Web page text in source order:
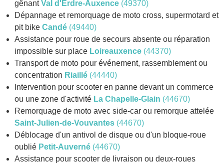
gênant Val d'Erdre-Auxence (49370)
Dépannage et remorquage de moto cross, supermotard et
pit bike Candé (49440)
Assistance pour roue de secours absente ou réparation
impossible sur place Loireauxence (44370)
Transport de moto pour événement, rassemblement ou
concentration Riaillé (44440)
Intervention pour scooter en panne devant un commerce
ou une zone d'activité La Chapelle-Glain (44670)
Remorquage de moto avec side-car ou remorque attelée
Saint-Julien-de-Vouvantes (44670)
Déblocage d'un antivol de disque ou d'un bloque-roue
oublié Petit-Auverné (44670)
Assistance pour scooter de livraison ou deux-roues